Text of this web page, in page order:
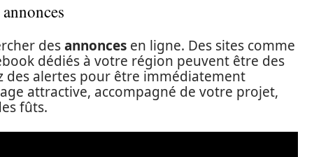
desannonces en ligne. Des sites comme
dédiés à votre région peuvent être des
alertes pour être immédiatement
attractive, accompagné de votre projet,
fûts.